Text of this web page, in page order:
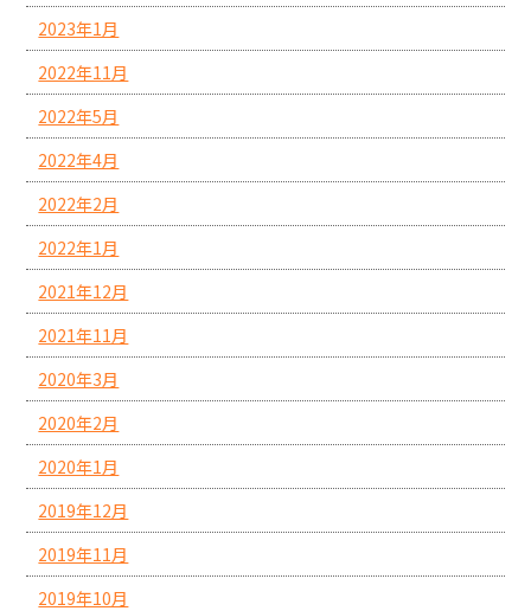
2023年1月
2022年11月
2022年5月
2022年4月
2022年2月
2022年1月
2021年12月
2021年11月
2020年3月
2020年2月
2020年1月
2019年12月
2019年11月
2019年10月